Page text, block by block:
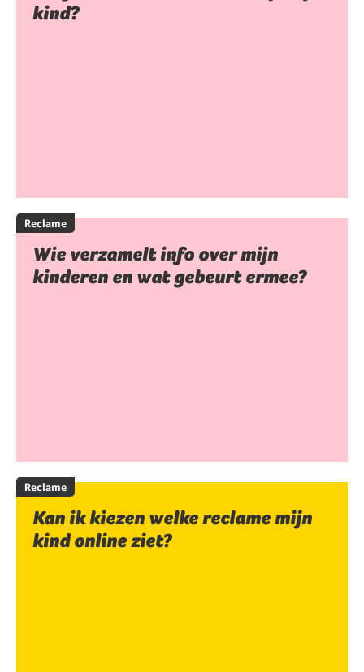
kind?
Reclame
Wie verzamelt info over mijn
kinderen en wat gebeurt ermee?
Reclame
Kan ik kiezen welke reclame mijn
kind online ziet?